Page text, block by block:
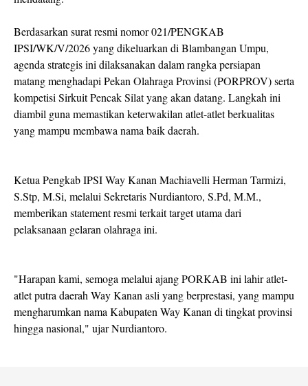
Berdasarkan surat resmi nomor 021/PENGKAB
IPSI/WK/V/2026 yang dikeluarkan di Blambangan Umpu,
agenda strategis ini dilaksanakan dalam rangka persiapan
matang menghadapi Pekan Olahraga Provinsi (PORPROV) serta
kompetisi Sirkuit Pencak Silat yang akan datang. Langkah ini
diambil guna memastikan keterwakilan atlet-atlet berkualitas
yang mampu membawa nama baik daerah.
Ketua Pengkab IPSI Way Kanan Machiavelli Herman Tarmizi,
S.Stp, M.Si, melalui Sekretaris Nurdiantoro, S.Pd, M.M.,
memberikan statement resmi terkait target utama dari
pelaksanaan gelaran olahraga ini.
"Harapan kami, semoga melalui ajang PORKAB ini lahir atlet-
atlet putra daerah Way Kanan asli yang berprestasi, yang mampu
mengharumkan nama Kabupaten Way Kanan di tingkat provinsi
hingga nasional," ujar Nurdiantoro.